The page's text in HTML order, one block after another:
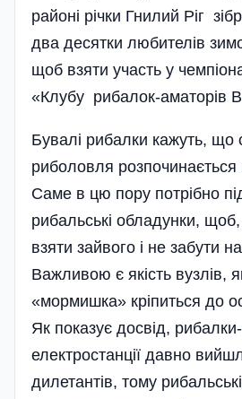
районі річки Гнилий Ріг
два десятки любителів
щоб взяти участь у
«Клубу рибалок-аматорів
Бувалі рибалки кажуть, що
риболовля
Саме в цю пору потрібно
рибальські обладунки,
взяти зайвого і не забути
Важливою є якість вузлів,
«мормишка» кріпиться до
Як показує досвід,
електростанції давно
дилетантів, тому